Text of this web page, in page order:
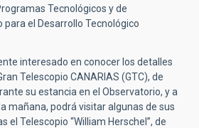
Tecnológicos y de
para el Desarrollo Tecnológico
interesado en conocer los detalles
Telescopio CANARIAS (GTC), de
su estancia en el Observatorio, y a
mañana, podrá visitar algunas de sus
el Telescopio “William Herschel”, de